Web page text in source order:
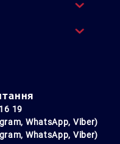
19
WhatsApp, Viber)
WhatsApp, Viber)